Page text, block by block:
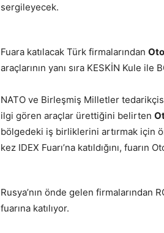
sergileyecek.
Fuara katılacak Türk firmalarından
araçlarının yanı sıra KESKİN Kule ile
NATO ve Birleşmiş Milletler
ilgi gören araçlar ürettiğini belirten
bölgedeki iş birliklerini artırmak için
kez IDEX Fuarı’na katıldığını,
Rusya’nın önde gelen firmalarından
fuarına katılıyor.